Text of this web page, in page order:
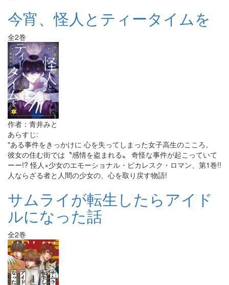
今宵、怪人とティータイムを
全2巻
作者：青井みと
あらすじ:
"ある事件をきっかけに 心を失ってしまった女子高生のこころ。
彼女の住む街では〝感情を盗まれる〟 奇怪な事件が起こっていて
ーー!? 怪人×少女のエモーショナル・ピカレスク・ロマン、第1巻!!
人ならざる者と人間の少女の、心を取り戻す物語!
サムライが転生したらアイド
ルになった話
全2巻